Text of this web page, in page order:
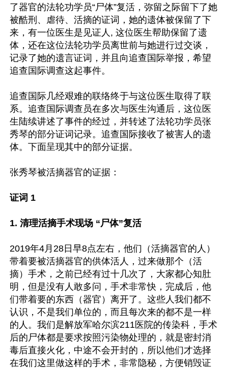
了器官的法轮功学员“尸体”复活，弥留之际留下了她
被酷刑、虐待、活摘的证词，她的遗体被保留了下
来，有一位医生是见证人, 这位医生帮助保留了遗
体，还在这位法轮功学员离世前与她进行过交谈，
记录了她的遗言证词，并且向追查国际举报，希望
追查国际调查这起事件。
追查国际几经艰难的联络终于与这位医生取得了联
系。追查国际调查员在多次与医生沟通后，这位医
生陆续讲述了事件的经过，并转述了法轮功学员张
秀琴的部分证词记录。追查国际接收了被害人的遗
体。下面呈现其中的部分证据。
张秀琴被活摘器官的证据：
证词 1
1. 清理活摘手术现场 “尸体”复活
2019年4月28日早8点左右，他们（活摘器官的人）
带着要被活摘器官的供体活人，过来做那个（活
摘）手术，之前已经有过十几次了，大家都心知肚
明，但是没有人敢多问，手术非常快，完成后，他
们带着要的东西（器官）离开了。这些人我们都不
认识，不是我们单位的，而且每次来的都不是一样
的人。我们是解放军哈尔滨211医院的传染科，手术
后的尸体都是要求按照污染物处理的，就是密封消
毒后直接火化，中途不会开封的，所以他们才选择
在我们这里做这样的手术，非常隐秘，方便销毁证